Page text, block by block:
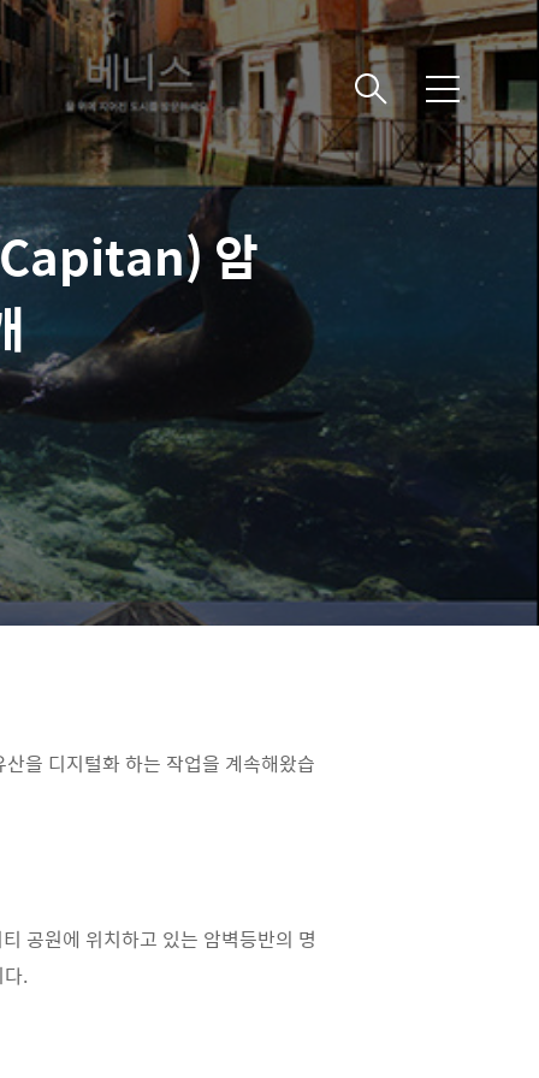
메
뉴
Capitan) 암
을 디지털화 하는 작업을 계속해왔습
공원에 위치하고 있는 암벽등반의 명
.